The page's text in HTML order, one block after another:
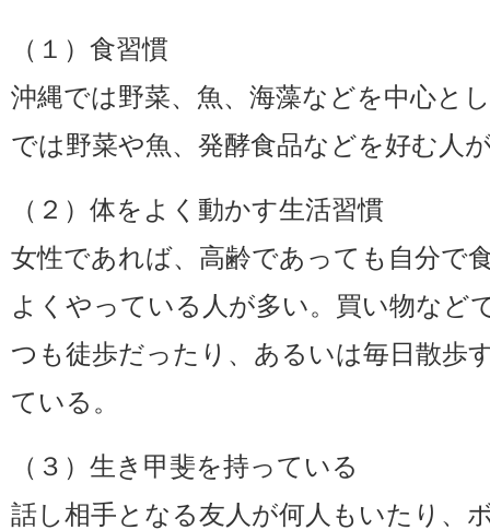
（１）食習慣
沖縄では野菜、魚、海藻などを中心と
では野菜や魚、発酵食品などを好む人
（２）体をよく動かす生活習慣
女性であれば、高齢であっても自分で
よくやっている人が多い。買い物など
つも徒歩だったり、あるいは毎日散歩
ている。
（３）生き甲斐を持っている
話し相手となる友人が何人もいたり、